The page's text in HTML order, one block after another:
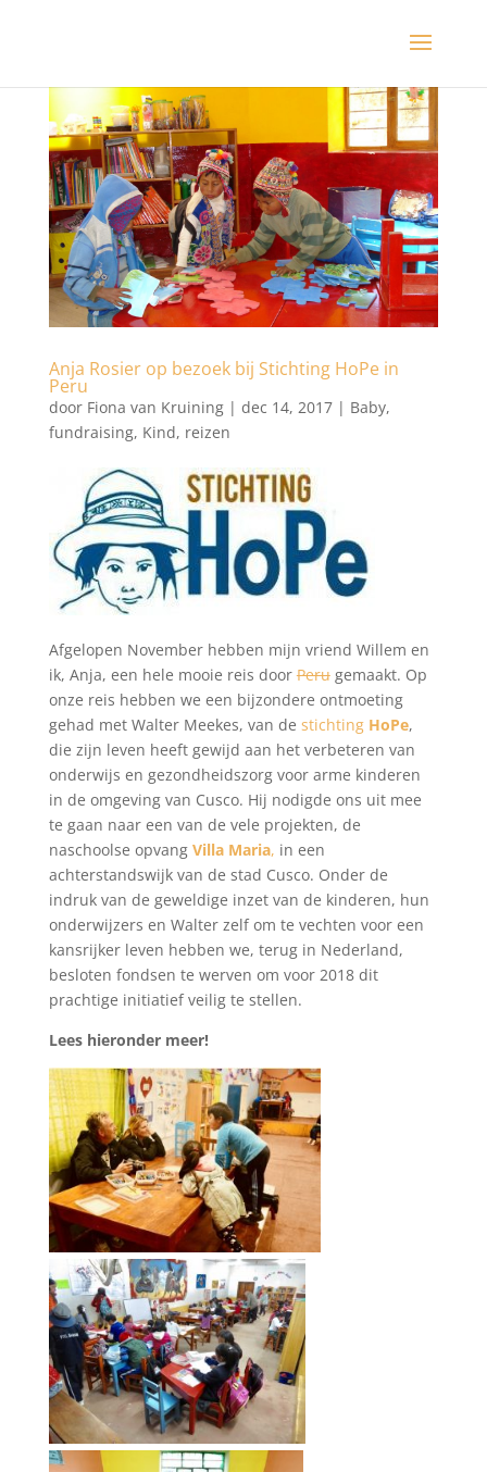
Anja Rosier op bezoek bij Stichting HoPe in
Peru
door Fiona van Kruining| dec 14, 2017| Baby,
fundraising, Kind, reizen
Afgelopen November hebben mijn vriend Willem en
ik, Anja, een hele mooie reis doorPerugemaakt. Op
onze reis hebben we een bijzondere ontmoeting
gehad met Walter Meekes, van de stichting HoPe,
die zijn leven heeft gewijd aan het verbeteren van
onderwijs en gezondheidszorg voor arme kinderen
in de omgeving van Cusco. Hij nodigde ons uit mee
te gaan naar een van de vele projekten, de
naschoolse opvang Villa Maria, in een
achterstandswijk van de stad Cusco. Onder de
indruk van de geweldige inzet van de kinderen, hun
onderwijzers en Walter zelf om te vechten voor een
kansrijker leven hebben we, terug in Nederland,
besloten fondsen te werven om voor 2018 dit
prachtige initiatief veilig te stellen.
Lees hieronder meer!